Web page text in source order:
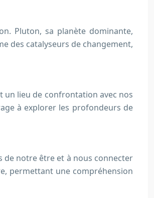
Pluton, sa planète dominante,
des catalyseurs de changement,
un lieu de confrontation avec nos
à explorer les profondeurs de
de notre être et à nous connecter
permettant une compréhension